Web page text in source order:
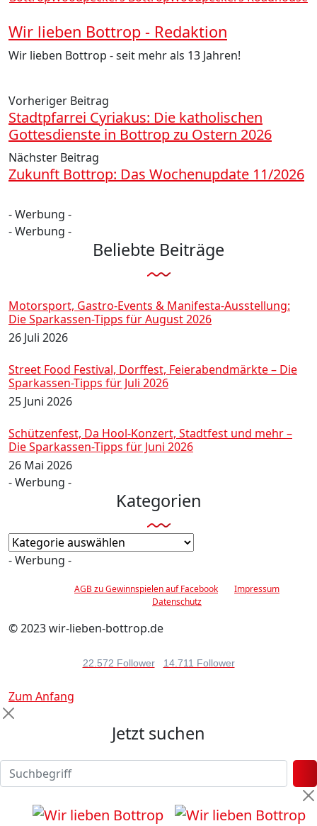
Wir lieben Bottrop - Redaktion
Wir lieben Bottrop - seit mehr als 13 Jahren!
Vorheriger Beitrag
Stadtpfarrei Cyriakus: Die katholischen
Gottesdienste in Bottrop zu Ostern 2026
Nächster Beitrag
Zukunft Bottrop: Das Wochenupdate 11/2026
- Werbung -
- Werbung -
Beliebte Beiträge
Motorsport, Gastro-Events & Manifesta-Ausstellung:
Die Sparkassen-Tipps für August 2026
26 Juli 2026
Street Food Festival, Dorffest, Feierabendmärkte – Die
Sparkassen-Tipps für Juli 2026
25 Juni 2026
Schützenfest, Da Hool-Konzert, Stadtfest und mehr –
Die Sparkassen-Tipps für Juni 2026
26 Mai 2026
- Werbung -
Kategorien
Kategorien
- Werbung -
AGB zu Gewinnspielen auf Facebook
Impressum
Datenschutz
© 2023 wir-lieben-bottrop.de
22.572 Follower 14.711 Follower
Zum Anfang
Jetzt suchen